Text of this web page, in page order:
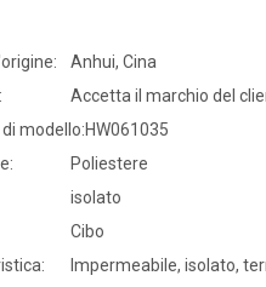
Anhui, Cina
Accetta il marchio del
modello:HW061035
Poliestere
isolato
Cibo
Impermeabile, isolato,